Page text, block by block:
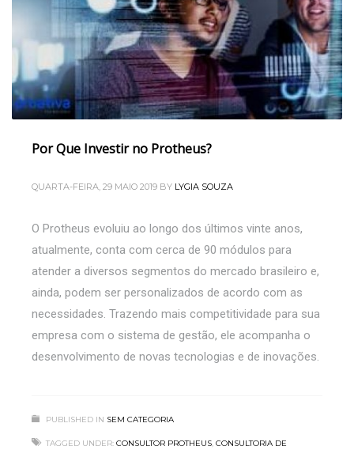
Por Que Investir no Protheus?
QUARTA-FEIRA, 29 MAIO 2019 BY LYGIA SOUZA
O Protheus evoluiu ao longo dos últimos vinte anos,
atualmente, conta com cerca de 90 módulos para
atender a diversos segmentos do mercado brasileiro e,
ainda, podem ser personalizados de acordo com as
necessidades. Trazendo mais competitividade para sua
empresa com o sistema de gestão, ele acompanha o
desenvolvimento de novas tecnologias e de inovações.
PUBLISHED IN SEM CATEGORIA
TAGGED UNDER: CONSULTOR PROTHEUS, CONSULTORIA DE